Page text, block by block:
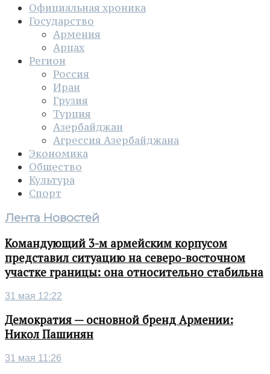
Официальная хроника
Государство
Армения
Арцах
Регион
Россия
Иран
Грузия
Турция
Азербайджан
Агрессия Азербайджана
Экономика
Общество
Культура
Спорт
Лента Новостей
Командующий 3-м армейским корпусом
представил ситуацию на северо-восточном
участке границы: она относительно стабильна
31 мая 12:22
Демократия — основной бренд Армении:
Никол Пашинян
31 мая 11:26